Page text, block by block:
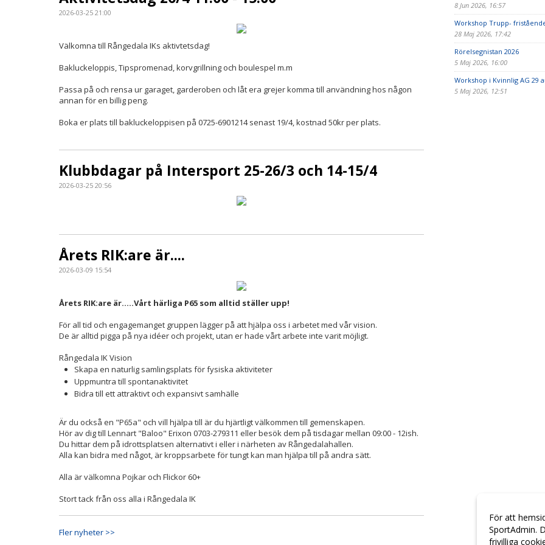
2026-03-25 21:00
Välkomna till Rångedala IKs aktivtetsdag!
Bakluckeloppis, Tipspromenad, korvgrillning och boulespel m.m
Passa på och rensa ur garaget, garderoben och låt era grejer komma till användning hos någon
annan för en billig peng.
Boka er plats till bakluckeloppisen på 0725-6901214 senast 19/4, kostnad 50kr per plats.
Klubbdagar på Intersport 25-26/3 och 14-15/4
2026-03-25 20:56
Årets RIK:are är....
2026-03-09 15:54
Årets RIK:are är.....Vårt härliga P65 som alltid ställer upp!
För all tid och engagemanget gruppen lägger på att hjälpa oss i arbetet med vår vision.
De är alltid pigga på nya idéer och projekt, utan er hade vårt arbete inte varit möjligt.
Rångedala IK Vision
Skapa en naturlig samlingsplats för fysiska aktiviteter
Uppmuntra till spontanaktivitet
Bidra till ett attraktivt och expansivt samhälle
Är du också en "P65a" och vill hjälpa till är du hjärtligt välkommen till gemenskapen.
Hör av dig till Lennart "Baloo" Erixon 0703-279311 eller besök dem på tisdagar mellan 09:00 - 12ish.
Du hittar dem på idrottsplatsen alternativt i eller i närheten av Rångedalahallen.
Alla kan bidra med något, är kroppsarbete för tungt kan man hjälpa till på andra sätt.
Alla är välkomna Pojkar och Flickor 60+
Stort tack från oss alla i Rångedala IK
Fler nyheter >>
8 Jun 2026, 16:57
Workshop Trupp-
28 Maj 2026, 17:42
Rörelsegnistan 2026
5 Maj 2026, 16:00
Workshop i Kvinnlig AG 29
5 Maj 2026, 12:51
För att
SportAdmin.
frivilliga